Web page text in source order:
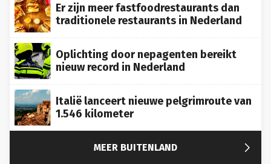
Er zijn meer fastfoodrestaurants dan
traditionele restaurants in Nederland
Oplichting door nepagenten bereikt
nieuw record in Nederland
Italië lanceert nieuwe pelgrimroute van
1.546 kilometer
MEER BUITENLAND 